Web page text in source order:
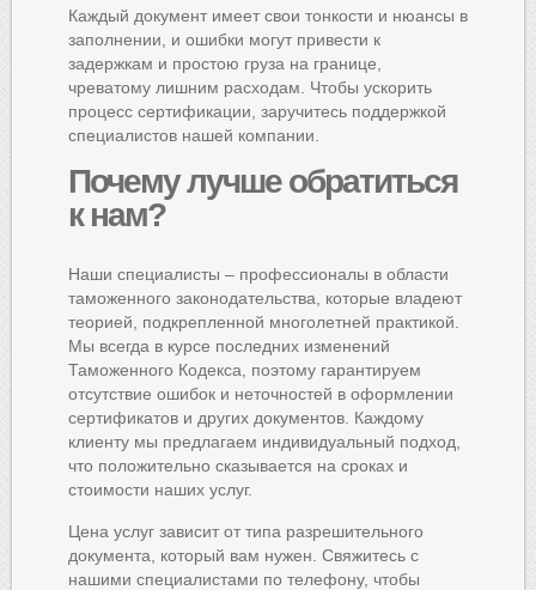
Каждый документ имеет свои тонкости и нюансы в
заполнении, и ошибки могут привести к
задержкам и простою груза на границе,
чреватому лишним расходам. Чтобы ускорить
процесс сертификации, заручитесь поддержкой
специалистов нашей компании.
Почемулучше обратиться
к нам?
Наши специалисты – профессионалы в области
таможенного законодательства, которые владеют
теорией, подкрепленной многолетней практикой.
Мы всегда в курсе последних изменений
Таможенного Кодекса, поэтому гарантируем
отсутствие ошибок и неточностей в оформлении
сертификатов и других документов. Каждому
клиенту мы предлагаем индивидуальный подход,
что положительно сказывается на сроках и
стоимости наших услуг.
Цена услуг зависит от типа разрешительного
документа, который вам нужен. Свяжитесь с
нашими специалистами по телефону, чтобы